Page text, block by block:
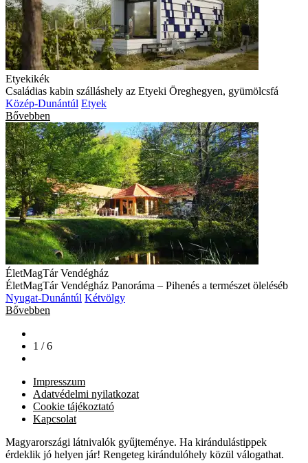
Etyekikék
Családias kabin szálláshely az Etyeki Öreghegyen, gyümölcsfá
Közép-Dunántúl Etyek
Bővebben
ÉletMagTár Vendégház
ÉletMagTár Vendégház Panoráma – Pihenés a természet öleléséb
Nyugat-Dunántúl Kétvölgy
Bővebben
1 / 6
Impresszum
Adatvédelmi nyilatkozat
Cookie tájékoztató
Kapcsolat
Magyarországi látnivalók gyűjteménye. Ha kirándulástippek
érdeklik jó helyen jár! Rengeteg kirándulóhely közül válogathat.